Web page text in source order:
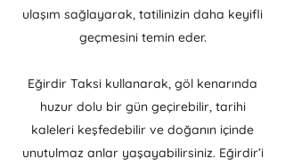
ulaşım sağlayarak, tatilinizin daha keyifli
geçmesini temin eder.
Eğirdir Taksi kullanarak, göl kenarında
huzur dolu bir gün geçirebilir, tarihi
kaleleri keşfedebilir ve doğanın içinde
unutulmaz anlar yaşayabilirsiniz. Eğirdir’i